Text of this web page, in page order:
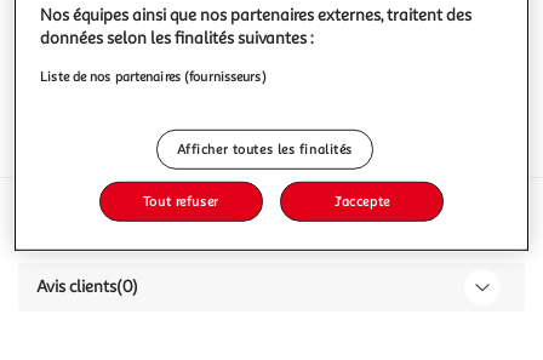
Format
Caractéristiques
Avis clients(0)
Nos équipes ainsi que nos partenaires externes, traitent des
données selon les finalités suivantes :
Liste de nos partenaires (fournisseurs)
Afficher toutes les finalités
Tout refuser J'accepte